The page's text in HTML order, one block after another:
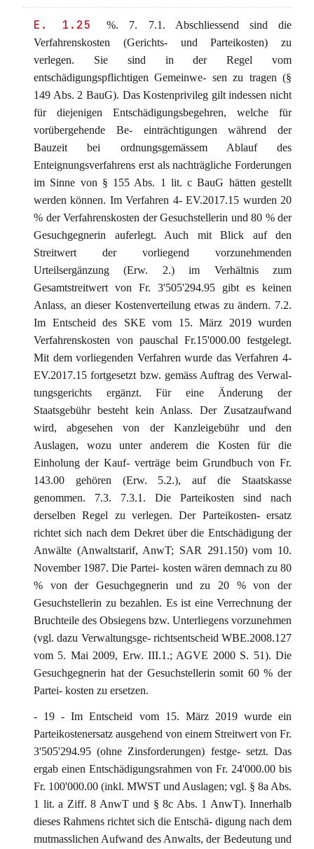
E. 1.25
%. 7. 7.1. Abschliessend sind die
Verfahrenskosten (Gerichts- und Parteikosten) zu
verlegen. Sie sind in der Regel vom
entschädigungspflichtigen Gemeinwe- sen zu tragen (§
149 Abs. 2 BauG). Das Kostenprivileg gilt indessen nicht
für diejenigen Entschädigungsbegehren, welche für
vorübergehende Be- einträchtigungen während der
Bauzeit bei ordnungsgemässem Ablauf des
Enteignungsverfahrens erst als nachträgliche Forderungen
im Sinne von § 155 Abs. 1 lit. c BauG hätten gestellt
werden können. Im Verfahren 4- EV.2017.15 wurden 20
% der Verfahrenskosten der Gesuchstellerin und 80 % der
Gesuchgegnerin auferlegt. Auch mit Blick auf den
Streitwert der vorliegend vorzunehmenden
Urteilsergänzung (Erw. 2.) im Verhältnis zum
Gesamtstreitwert von Fr. 3'505'294.95 gibt es keinen
Anlass, an dieser Kostenverteilung etwas zu ändern. 7.2.
Im Entscheid des SKE vom 15. März 2019 wurden
Verfahrenskosten von pauschal Fr.15'000.00 festgelegt.
Mit dem vorliegenden Verfahren wurde das Verfahren 4-
EV.2017.15 fortgesetzt bzw. gemäss Auftrag des Verwal-
tungsgerichts ergänzt. Für eine Änderung der
Staatsgebühr besteht kein Anlass. Der Zusatzaufwand
wird, abgesehen von der Kanzleigebühr und den
Auslagen, wozu unter anderem die Kosten für die
Einholung der Kauf- verträge beim Grundbuch von Fr.
143.00 gehören (Erw. 5.2.), auf die Staatskasse
genommen. 7.3. 7.3.1. Die Parteikosten sind nach
derselben Regel zu verlegen. Der Parteikosten- ersatz
richtet sich nach dem Dekret über die Entschädigung der
Anwälte (Anwaltstarif, AnwT; SAR 291.150) vom 10.
November 1987. Die Partei- kosten wären demnach zu 80
% von der Gesuchgegnerin und zu 20 % von der
Gesuchstellerin zu bezahlen. Es ist eine Verrechnung der
Bruchteile des Obsiegens bzw. Unterliegens vorzunehmen
(vgl. dazu Verwaltungsge- richtsentscheid WBE.2008.127
vom 5. Mai 2009, Erw. III.1.; AGVE 2000 S. 51). Die
Gesuchgegnerin hat der Gesuchstellerin somit 60 % der
Partei- kosten zu ersetzen.
- 19 - Im Entscheid vom 15. März 2019 wurde ein
Parteikostenersatz ausgehend von einem Streitwert von Fr.
3'505'294.95 (ohne Zinsforderungen) festge- setzt. Das
ergab einen Entschädigungsrahmen von Fr. 24'000.00 bis
Fr. 100'000.00 (inkl. MWST und Auslagen; vgl. § 8a Abs.
1 lit. a Ziff. 8 AnwT und § 8c Abs. 1 AnwT). Innerhalb
dieses Rahmens richtet sich die Entschä- digung nach dem
mutmasslichen Aufwand des Anwalts, der Bedeutung und